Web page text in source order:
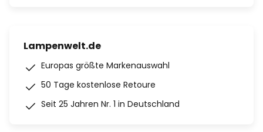
Lampenwelt.de
Europas größte Markenauswahl
50 Tage kostenlose Retoure
Seit 25 Jahren Nr. 1 in Deutschland